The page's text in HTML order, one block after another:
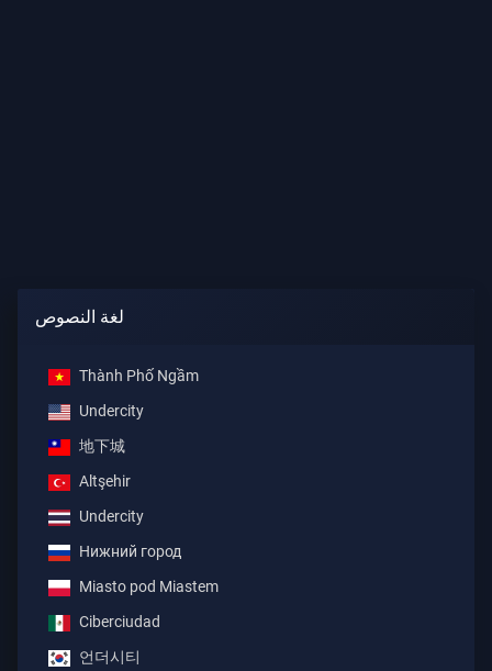
لغة النصوص
Thành Phố Ngầm
Undercity
地下城
Altşehir
Undercity
Нижний город
Miasto pod Miastem
Ciberciudad
언더시티